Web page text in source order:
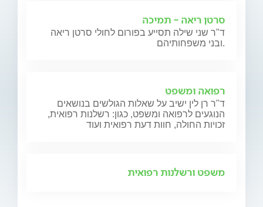
סרטן ריאה - תמיכה
ד"ר שני שילה תסייע בפורום לחולי סרטן ריאה
ובני משפחותיהם.
רפואה ומשפט
ד"ר רן לין ישיב על שאלות הגולשים בנושאים
הנוגעים לרפואה ומשפט, כגון: רשלנות רפואית,
זכויות החולה, חוות דעת רפואית ועוד
משפט ורשלנות רפואית